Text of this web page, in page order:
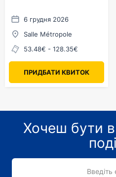
6 грудня 2026
Salle Métropole
53.48€ - 128.35€
ПРИДБАТИ КВИТОК
Хочеш бути в
Введіть